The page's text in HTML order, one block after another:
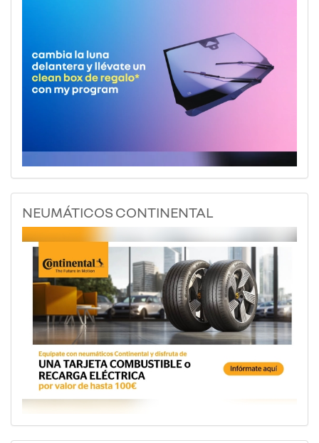
NEUMÁTICOS CONTINENTAL